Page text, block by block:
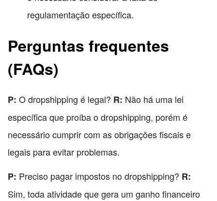
regulamentação específica.
Perguntas frequentes
(FAQs)
P: O dropshipping é legal? R: Não há uma lei
específica que proíba o dropshipping, porém é
necessário cumprir com as obrigações fiscais e
legais para evitar problemas.
P: Preciso pagar impostos no dropshipping? R:
Sim, toda atividade que gera um ganho financeiro